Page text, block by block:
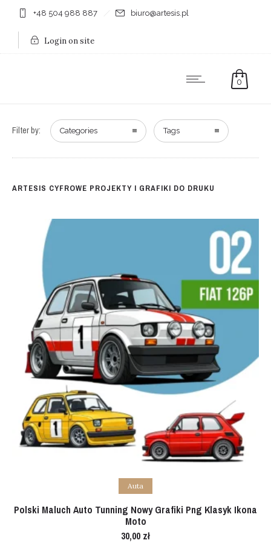
+48 504 988 887 biuro@artesis.pl
Login on site
0
Filter by: Categories Tags
ARTESIS CYFROWE PROJEKTY I GRAFIKI DO DRUKU
Add to cart
Auta
Polski Maluch Auto Tunning Nowy Grafiki Png Klasyk Ikona
Moto
30,00 zł